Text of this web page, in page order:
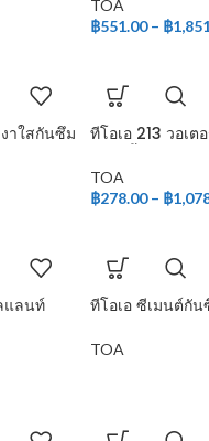
TOA
฿551.00 – ฿
าใสกันซึม
ทีโอเอ 213 วอเ
TOA
฿278.00 – ฿
แลนท์
ทีโอเอ ซีเมนต์กั
TOA